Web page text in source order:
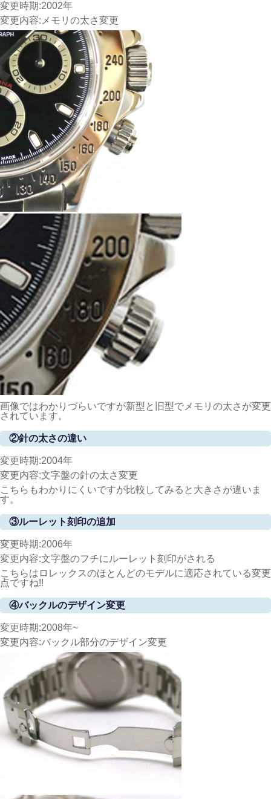
変更時期:2002年
変更内容:メモリの太さ変更
画像ではわかりづらいですが新型と旧型でメモリの太さが変更
されています。
②針の太さの違い
変更時期:2004年
変更内容:文字盤の針の太さ変更
こちらもわかりにくいですが比較してみると大きさが違いま
す。
③ルーレット刻印の追加
変更時期:2006年
変更内容:文字盤のフチにルーレット刻印がされる
こちらはロレックスのほとんどのモデルに適応されている変更
点ですね!!
④バックルのデザイン変更
変更時期:2008年~
変更内容:バックル部分のデザイン変更